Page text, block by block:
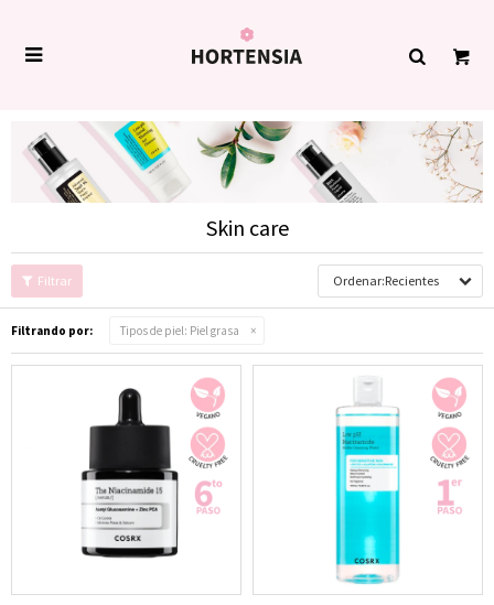

Skin care
Recientes
Filtrando por: Tipos de piel: Piel grasa